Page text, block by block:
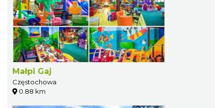
Małpi Gaj
Częstochowa
0.88 km